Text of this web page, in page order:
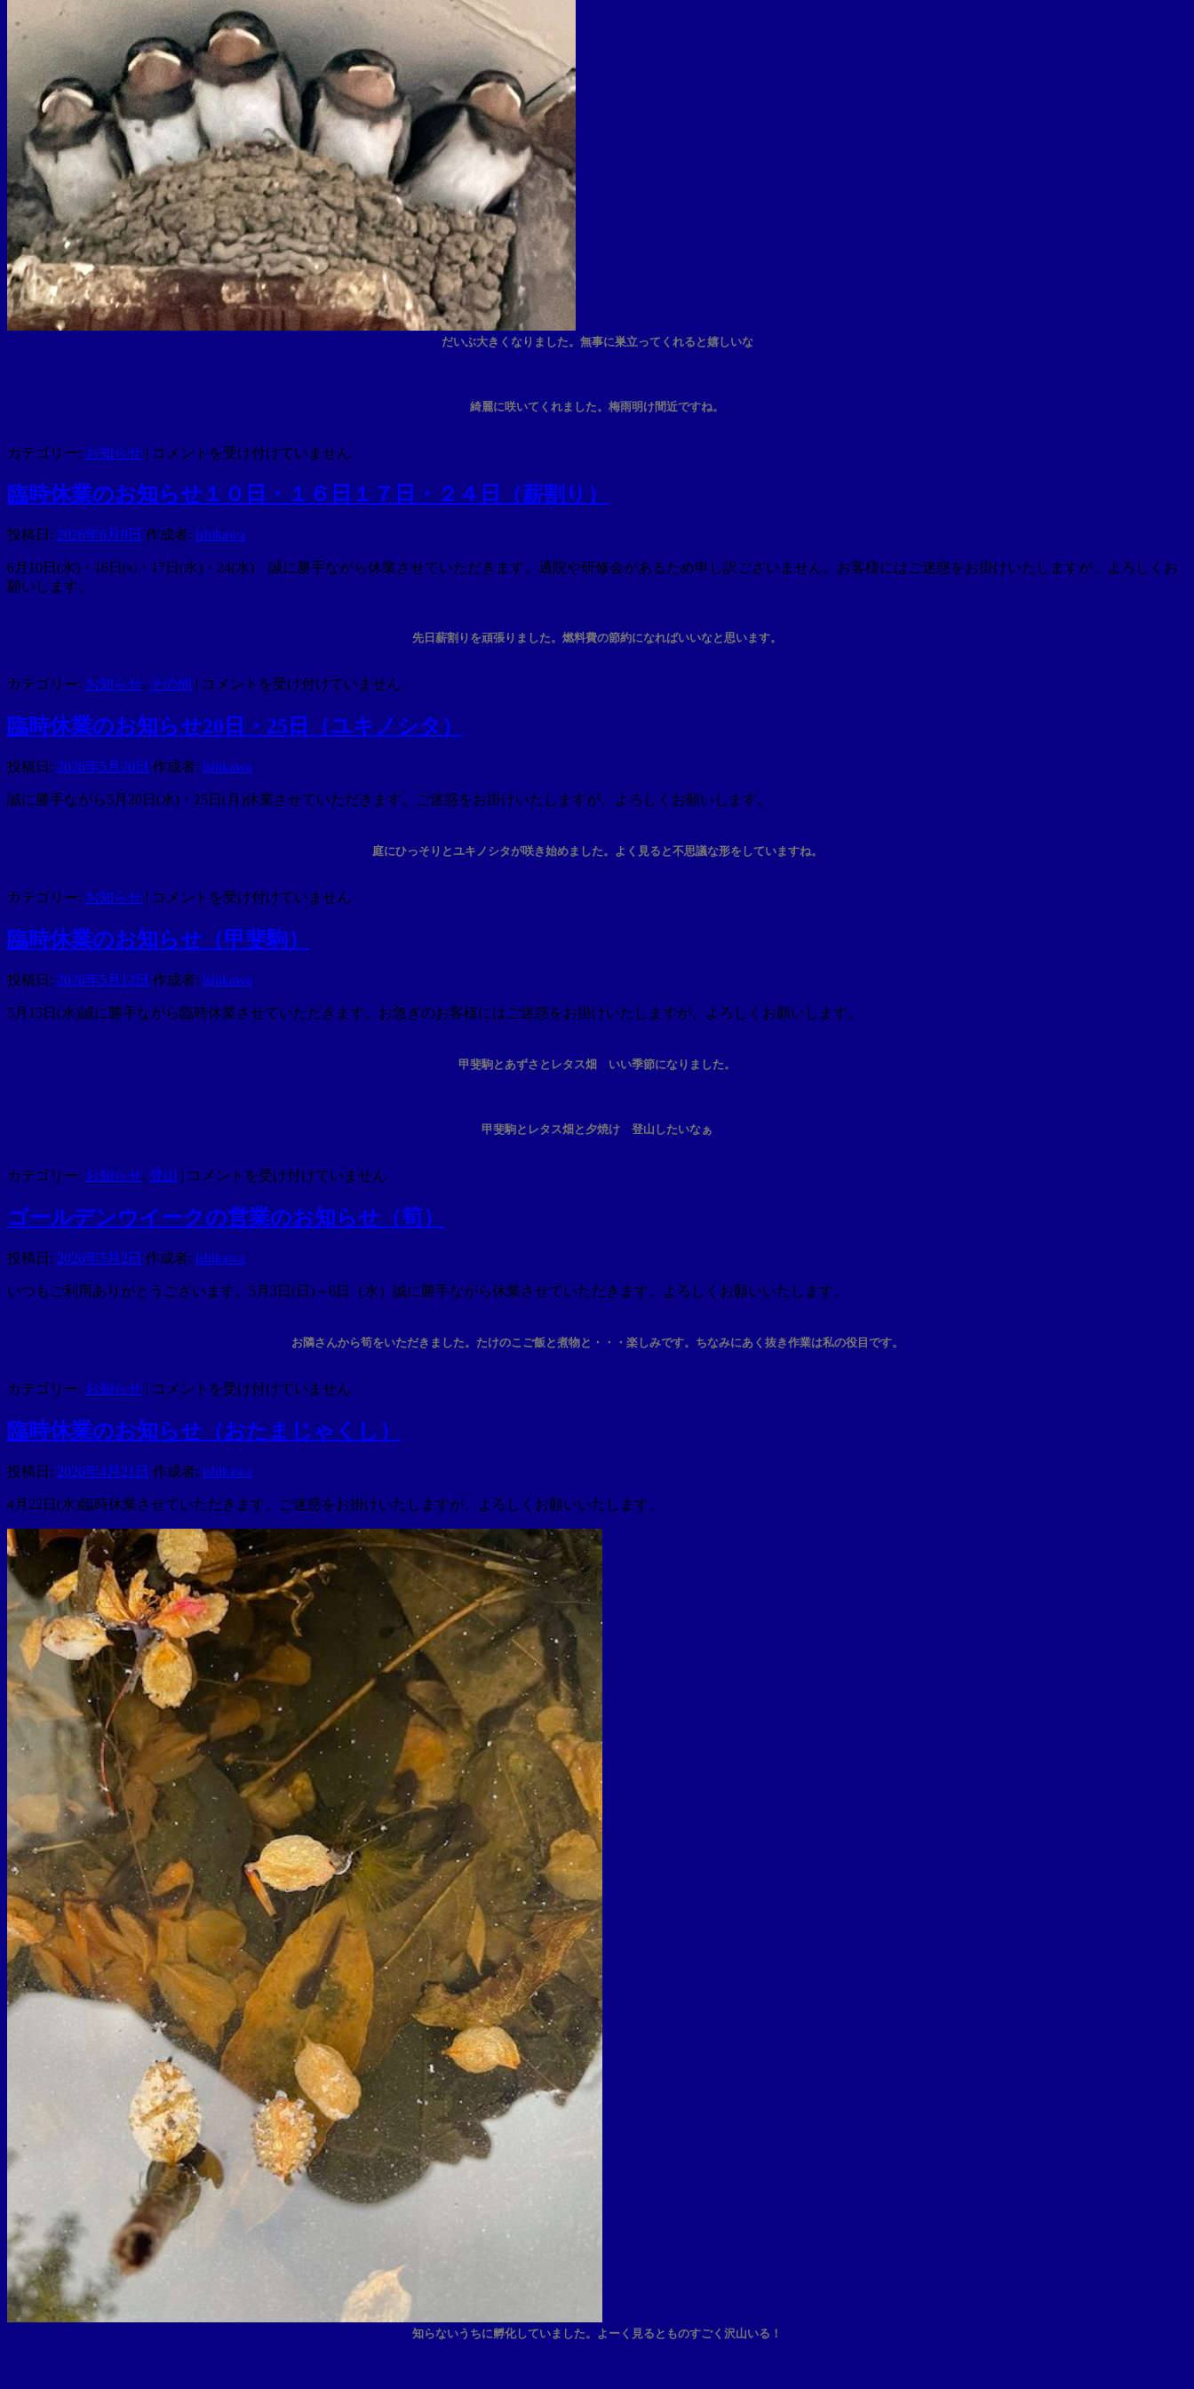
ク
修
理）
は
だいぶ大きくなりました。無事に巣立ってくれると嬉しいな
綺麗に咲いてくれました。梅雨明け間近ですね。
カテゴリー: お知らせ | 7
の
休
の
お
コメントを受け付けていません
臨時休業のお知らせ１０日・１６日１７日・２４日（薪割り）
投稿日: 2026年6月9日 作成者: ishikawa
6月10日(水)・16日㈫・17日(水)・24(水) 誠に勝手ながら休業させていただきます。通院や研修会があるため申し訳ございません。お客様にはご迷惑をお掛けいたしますが、よろしくお
願いします。
先日薪割りを頑張りました。燃料費の節約になればいいなと思います。
カテゴリー: お知らせ, その他 | 臨
休
業
お
知
日・
１
７
２
コメントを受け付けていません
臨時休業のお知らせ20日・25日（ユキノシタ）
投稿日: 2026年5月20日 作成者: ishikawa
誠に勝手ながら5月20日(水)・25日(月)休業させていただきます。ご迷惑をお掛けいたしますが、よろしくお願いします。
庭にひっそりとユキノシタが咲き始めました。よく見ると不思議な形をしていますね。
カテゴリー: お知らせ | 臨
休
業
の
お
知
ノ
タ）
は
コメントを受け付けていません
臨時休業のお知らせ（甲斐駒）
投稿日: 2026年5月12日 作成者: ishikawa
5月15日(水)誠に勝手ながら臨時休業させていただきます。お急ぎのお客様にはご迷惑をお掛けいたしますが、よろしくお願いします。
甲斐駒とあずさとレタス畑 いい季節になりました。
甲斐駒とレタス畑と夕焼け 登山したいなぁ
カテゴリー: お知らせ, 登山 | 臨
休
業
お
知
駒）
は
コメントを受け付けていません
ゴールデンウイークの営業のお知らせ（筍）
投稿日: 2026年5月2日 作成者: ishikawa
いつもご利用ありがとうございます。5月3日(日)～6日（水）誠に勝手ながら休業させていただきます。よろしくお願いいたします。
お隣さんから筍をいただきました。たけのこご飯と煮物と・・・楽しみです。ちなみにあく抜き作業は私の役目です。
カテゴリー: お知らせ | ゴ
ル
デ
ン
ウ
イ
ク
の
営
業
の
お
知
ら
せ
（筍）
は
コメントを受け付けていません
臨時休業のお知らせ（おたまじゃくし）
投稿日: 2026年4月21日 作成者: ishikawa
4月22日(水)臨時休業させていただきます。ご迷惑をお掛けいたしますが、よろしくお願いいたします。
知らないうちに孵化していました。よーく見るとものすごく沢山いる！